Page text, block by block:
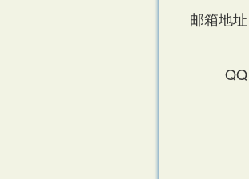
滑动验证
邮箱地址
QQ